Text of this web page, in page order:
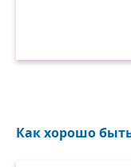
Как хорошо